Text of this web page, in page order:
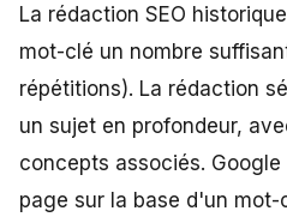
La rédaction SEO
mot-clé un nombre
répétitions). La rédaction
un sujet en profondeur,
concepts associés.
page sur la base d'un